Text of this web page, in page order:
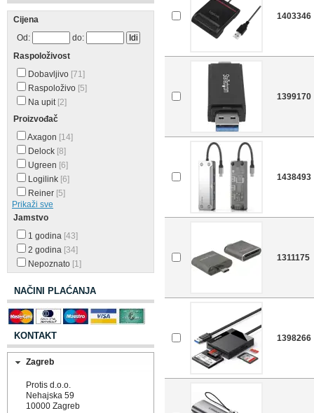
Cijena
Od:
do:
Raspoloživost
Dobavljivo [71]
Raspoloživo [5]
Na upit [2]
Proizvođač
Axagon [14]
Delock [8]
Ugreen [6]
Logilink [6]
Reiner [5]
Prikaži sve
Jamstvo
1 godina [43]
2 godina [34]
Nepoznato [1]
NAČINI PLAĆANJA
KONTAKT
Zagreb
Protis d.o.o.
Nehajska 59
10000 Zagreb
1403346
1399170
1438493
1311175
1398266